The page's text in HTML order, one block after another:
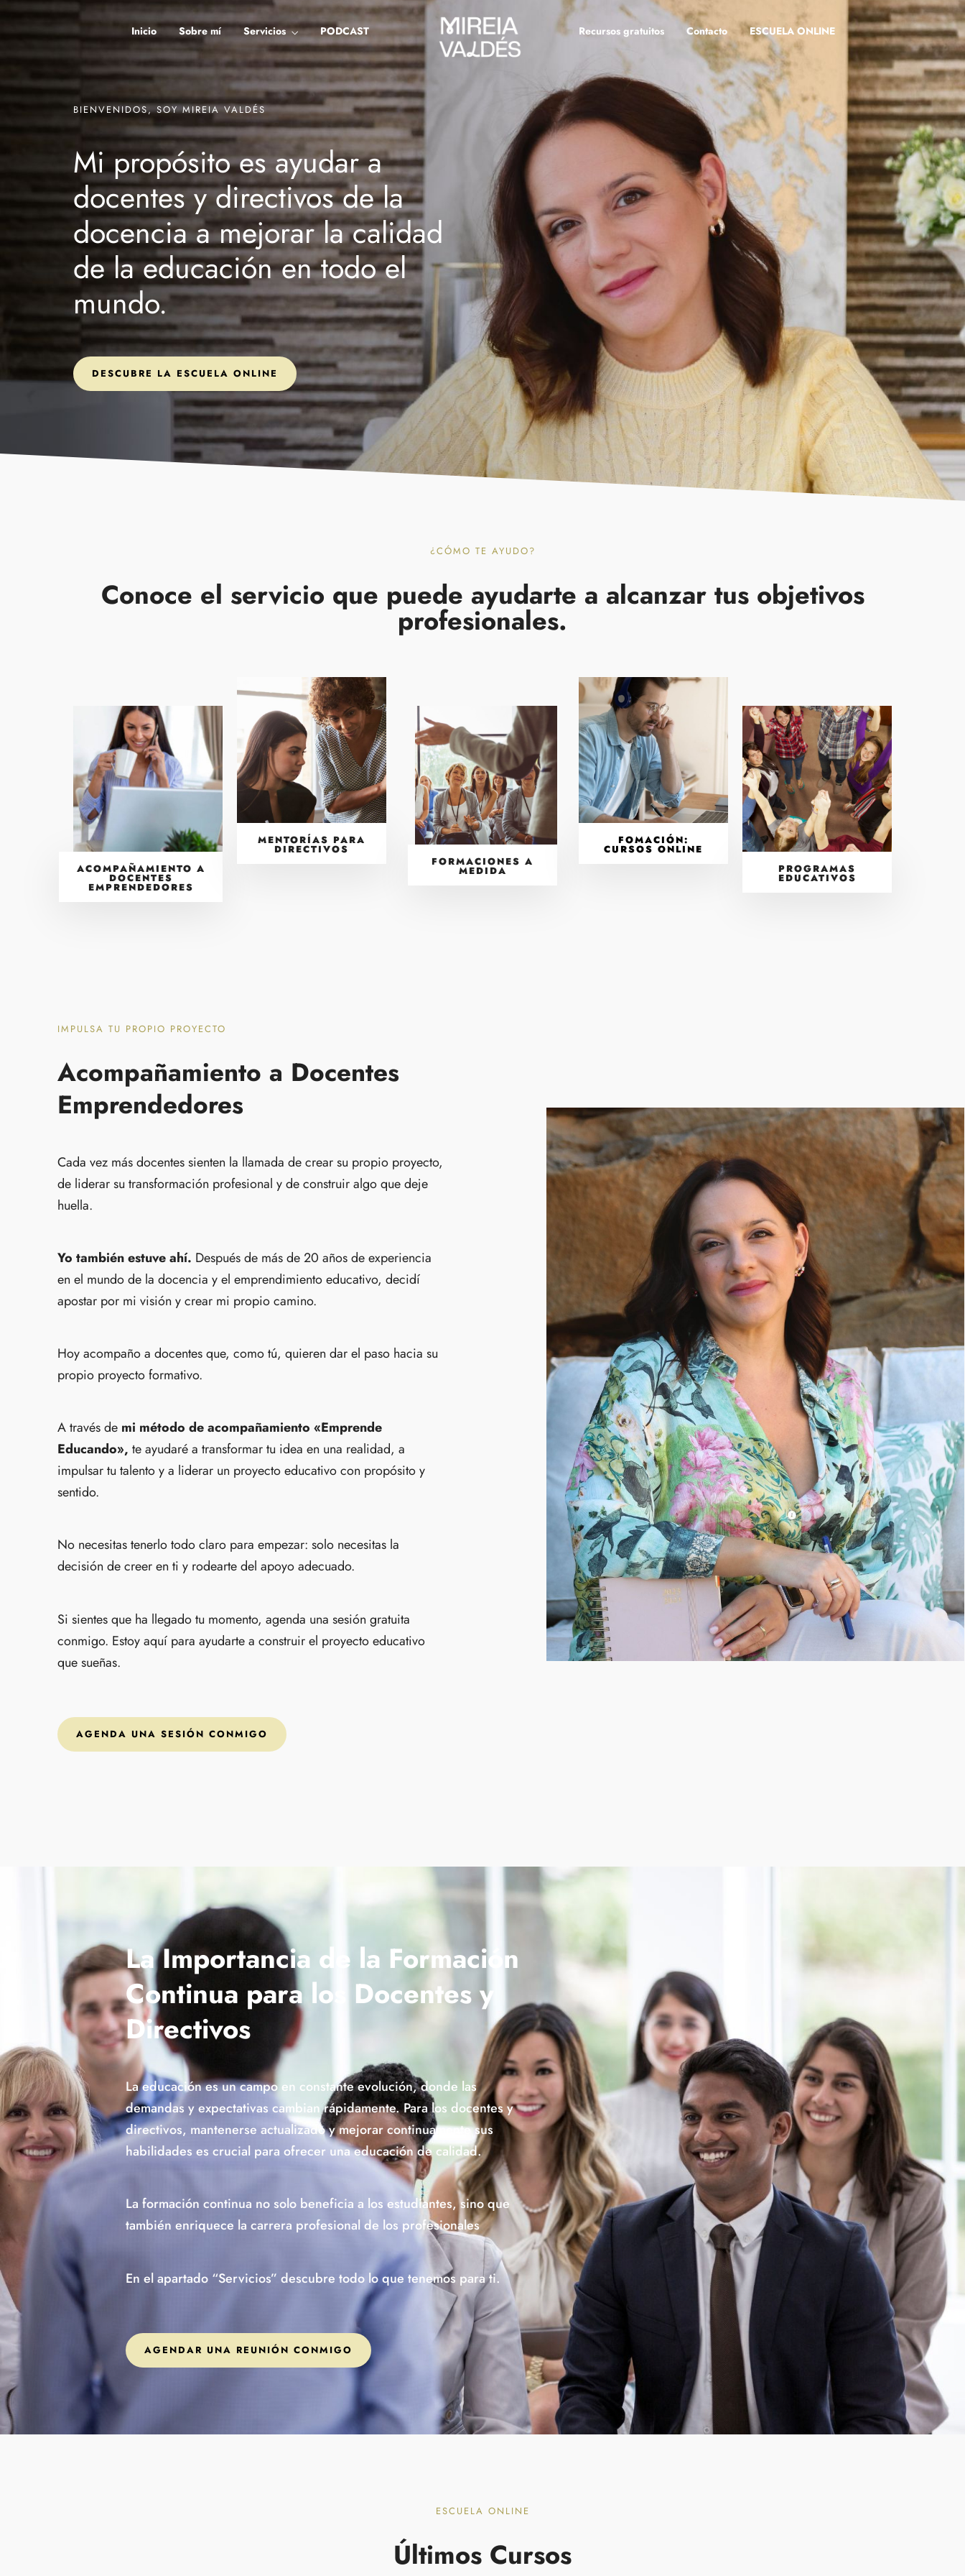
Inicio Sobre mí Servicios PODCAST Recursos gratuitos Contacto ESCUELA ONLINE
BIENVENIDOS, SOY MIREIA VALDÉS
Mi propósito es ayudar a
docentes y directivos de la
docencia a mejorar la calidad
de la educación en todo el
mundo.
DESCUBRE LA ESCUELA ONLINE
¿CÓMO TE AYUDO?
Conoce el servicio que puede ayudarte a alcanzar tus objetivos
profesionales.
ACOMPAÑAMIENTO A
DOCENTES
EMPRENDEDORES
MENTORÍAS PARA
DIRECTIVOS
FORMACIONES A
MEDIDA
FOMACIÓN:
CURSOS ONLINE
PROGRAMAS
EDUCATIVOS
IMPULSA TU PROPIO PROYECTO
Acompañamiento a Docentes
Emprendedores
Cada vez más docentes sienten la llamada de crear su propio proyecto,
de liderar su transformación profesional y de construir algo que deje
huella.
Yo también estuve ahí. Después de más de 20 años de experiencia
en el mundo de la docencia y el emprendimiento educativo, decidí
apostar por mi visión y crear mi propio camino.
Hoy acompaño a docentes que, como tú, quieren dar el paso hacia su
propio proyecto formativo.
A través de mi método de acompañamiento «Emprende
Educando», te ayudaré a transformar tu idea en una realidad, a
impulsar tu talento y a liderar un proyecto educativo con propósito y
sentido.
No necesitas tenerlo todo claro para empezar: solo necesitas la
decisión de creer en ti y rodearte del apoyo adecuado.
Si sientes que ha llegado tu momento, agenda una sesión gratuita
conmigo. Estoy aquí para ayudarte a construir el proyecto educativo
que sueñas.
AGENDA UNA SESIÓN CONMIGO
La Importancia de la Formación
Continua para los Docentes y
Directivos
La educación es un campo en constante evolución, donde las
demandas y expectativas cambian rápidamente. Para los docentes y
directivos, mantenerse actualizado y mejorar continuamente sus
habilidades es crucial para ofrecer una educación de calidad.
La formación continua no solo beneficia a los estudiantes, sino que
también enriquece la carrera profesional de los profesionales
En el apartado “Servicios” descubre todo lo que tenemos para ti.
AGENDAR UNA REUNIÓN CONMIGO
ESCUELA ONLINE
Últimos Cursos